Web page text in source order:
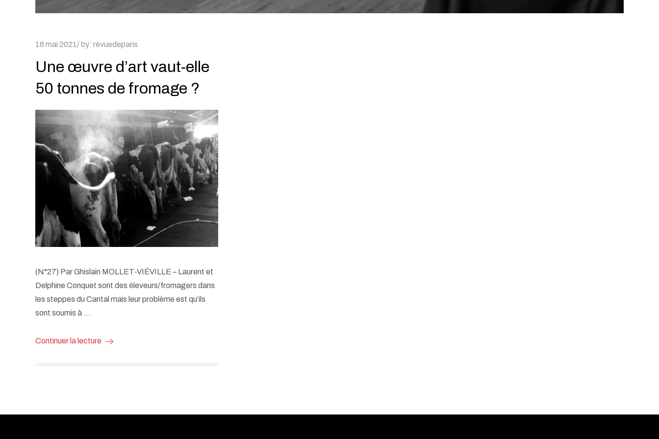
Posted
16 mai 2021 by: revuedeparis
Une œuvre d’art vaut-elle
50 tonnes de fromage ?
(N°27) Par Ghislain MOLLET-VIÉVILLE – Laurent et
Delphine Conquet sont des éleveurs/fromagers dans
les steppes du Cantal mais leur problème est qu’ils
sont soumis à …
Continuer la lecture